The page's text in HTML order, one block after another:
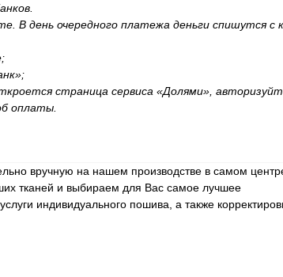
В день очередного платежа деньги спишутся с
страница сервиса «Долями»,
оплаты.
вручную на нашем производстве в самом
тканей и выбираем для Вас самое лучшее
индивидуального пошива, а также